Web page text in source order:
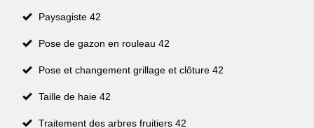
Paysagiste 42
Pose de gazon en rouleau 42
Pose et changement grillage et clôture 42
Taille de haie 42
Traitement des arbres fruitiers 42